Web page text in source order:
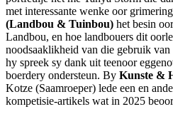
met interessante wenke oor
(Landbou & Tuinbou) het besin
Landbou, en hoe landbouers dit
noodsaaklikheid van die gebruik
hy spreek sy dank uit teenoor
boerdery ondersteun. By Kunste &
Kotze (Saamroeper) lede een en
kompetisie-artikels wat in 2025